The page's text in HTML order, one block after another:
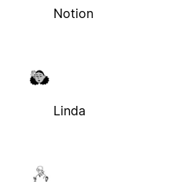
Notion
Linda